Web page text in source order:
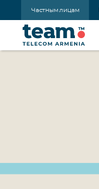
Частным лицам